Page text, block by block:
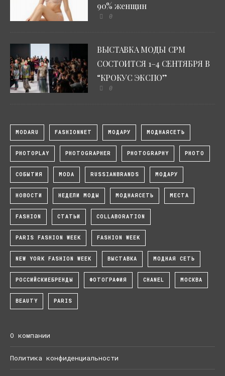
90% женщин
0
ВЫСТАВКА МОДЫ CPM
СОСТОИТСЯ 1–4 СЕНТЯБРЯ В
“КРОКУС ЭКСПО”
0
MODARU FASHIONNET МОДАРУ МОДНАЯСЕТЬ
PHOTOPLAY PHOTOGRAPHER PHOTOGRAPHY PHOTO
СОБЫТИЯ MODA RUSSIANBRANDS МОДАРУ
НОВОСТИ НЕДЕЛИ МОДЫ МОДНАЯСЕТЬ МЕСТА
FASHION СТАТЬИ COLLABORATION
PARIS FASHION WEEK FASHION WEEK
NEW YORK FASHION WEEK ВЫСТАВКА МОДНАЯ СЕТЬ
РОССИЙСКИЕБРЕНДЫ ФОТОГРАФИЯ CHANEL МОСКВА
BEAUTY PARIS
О компании
Политика конфиденциальности